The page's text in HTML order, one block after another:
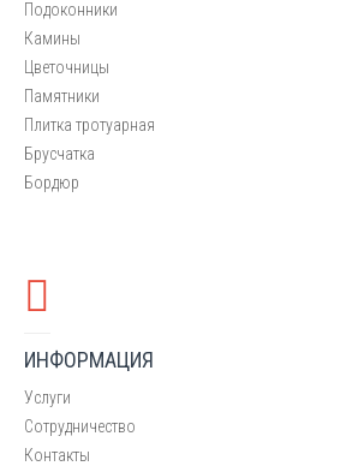
Подоконники
Камины
Цветочницы
Памятники
Плитка тротуарная
Брусчатка
Бордюр
ИНФОРМАЦИЯ
Услуги
Сотрудничество
Контакты